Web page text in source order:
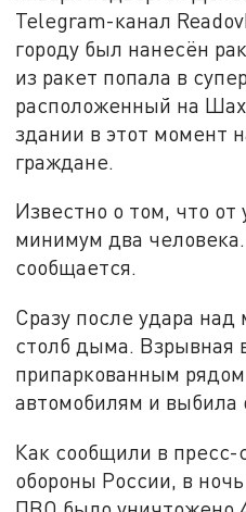
Telegram-канал
городу был нанесён
из ракет попала в
расположенный на
здании в этот момент
граждане.
Известно о том, что от
минимум два
сообщается.
Сразу после удара над
столб дыма. Взрывная
припаркованным
автомобилям и выбила
Как сообщили в
обороны России, в